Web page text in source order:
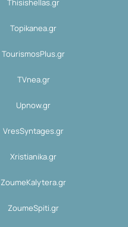
Thisishellas.gr
Topikanea.gr
TourismosPlus.gr
TVnea.gr
Upnow.gr
VresSyntages.gr
Xristianika.gr
ZoumeKalytera.gr
ZoumeSpiti.gr